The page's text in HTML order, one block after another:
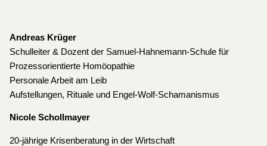
Andreas Krüger
Schulleiter & Dozent der Samuel-Hahnemann-Schule für
Prozessorientierte Homöopathie
Personale Arbeit am Leib
Aufstellungen, Rituale und Engel-Wolf-Schamanismus
Nicole Schollmayer
20-jährige Krisenberatung in der Wirtschaft